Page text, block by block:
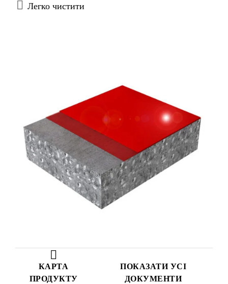
КАРТА
ПРОДУКТУ
ПОКАЗАТИ УСІ
ДОКУМЕНТИ
Легко чистити